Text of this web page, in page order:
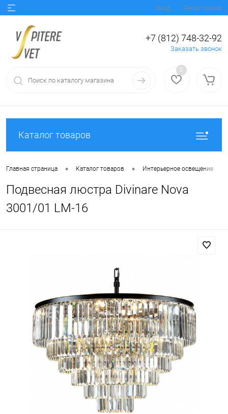
Вход Регистрация
+7 (812) 748-32-92
Заказать звонок
0
Каталог товаров
Главная страница • Каталог товаров • Интерьерное освещение
Подвесная люстра Divinare Nova
3001/01 LM-16